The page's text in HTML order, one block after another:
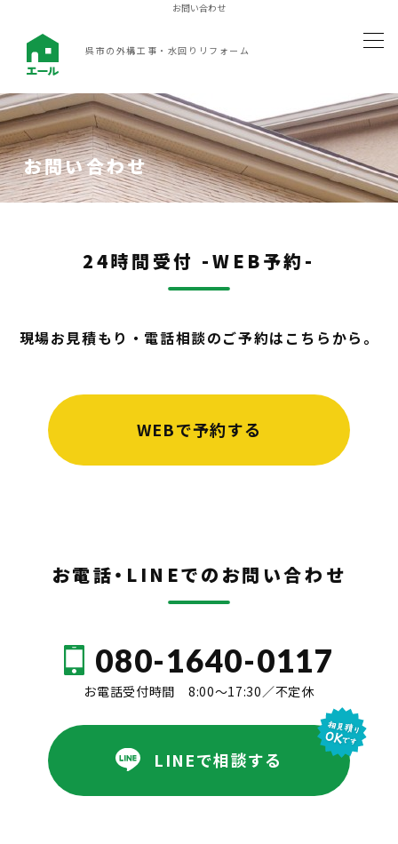
お問い合わせ
お庭のリフォーム
内装リフォーム
水回りリフォーム
施工実績
お庭のリフォーム
よくある質問
呉市の外構工事・水回りリフォーム
お問い合わせ
24時間受付 -WEB予約-
現場お見積もり・電話相談のご予約はこちらから。
WEBで予約する
お電話・LINEでのお問い合わせ
080-1640-0117
お電話受付時間 8:00～17:30／不定休
LINEで相談する